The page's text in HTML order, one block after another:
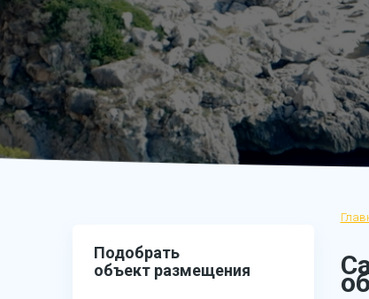
Подобрать
объект размещения